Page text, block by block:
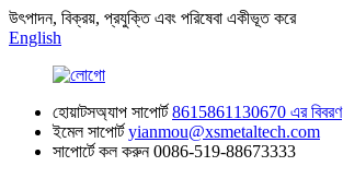
উৎপাদন, বিক্রয়, প্রযুক্তি এবং পরিষেবা একীভূত করে
English
হোয়াটসঅ্যাপ সাপোর্ট 8615861130670 এর বিবরণ
ইমেল সাপোর্ট yianmou@xsmetaltech.com
সাপোর্টে কল করুন 0086-519-88673333